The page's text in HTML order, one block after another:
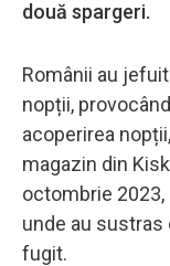
două spargeri.
Românii au
nopții,
acoperirea
magazin din
octombrie
unde au sustras
fugit.